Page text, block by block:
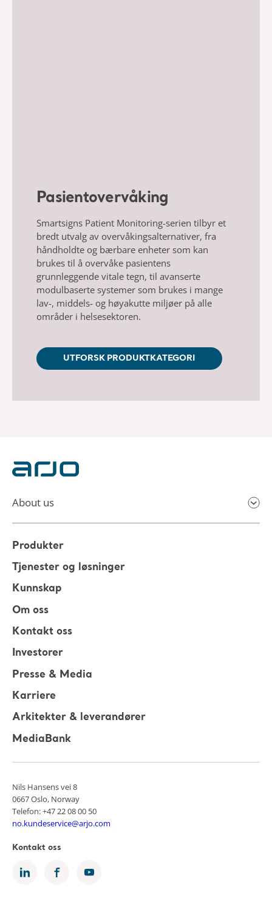
Pasientovervåking
Smartsigns Patient Monitoring-serien tilbyr et
bredt utvalg av overvåkingsalternativer, fra
håndholdte og bærbare enheter som kan
brukes til å overvåke pasientens
grunnleggende vitale tegn, til avanserte
modulbaserte systemer som brukes i mange
lav-, middels- og høyakutte miljøer på alle
områder i helsesektoren.
UTFORSK PRODUKTKATEGORI
About us
Produkter
Tjenester og løsninger
Kunnskap
Om oss
Kontakt oss
Investorer
Presse & Media
Karriere
Arkitekter & leverandører
MediaBank
Nils Hansens vei 8
0667 Oslo, Norway
Telefon: +47 22 08 00 50
no.kundeservice@arjo.com
Kontakt oss